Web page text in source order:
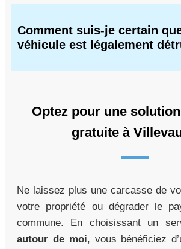
Comment suis-je certain
véhicule est légalement
Optez pour une
gratuite à
Ne laissez plus une carcasse de
votre propriété ou dégrader le
commune. En choisissant un
autour de moi, vous bénéficiez